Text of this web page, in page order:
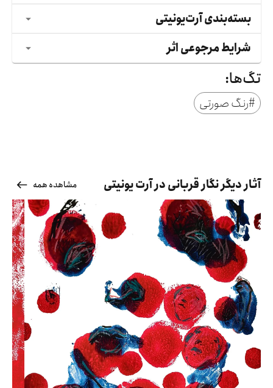
بسته‌بندی آرت‌یونیتی
شرایط مرجوعی اثر
تگ‌ها:
#رنگ صورتی
آثار دیگر نگار قربانی در آرت یونیتی مشاهده همه